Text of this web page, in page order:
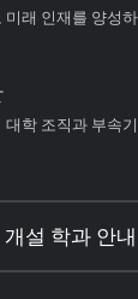
미래 인재를 양성
대학 조직과 부속
개설 학과 안내